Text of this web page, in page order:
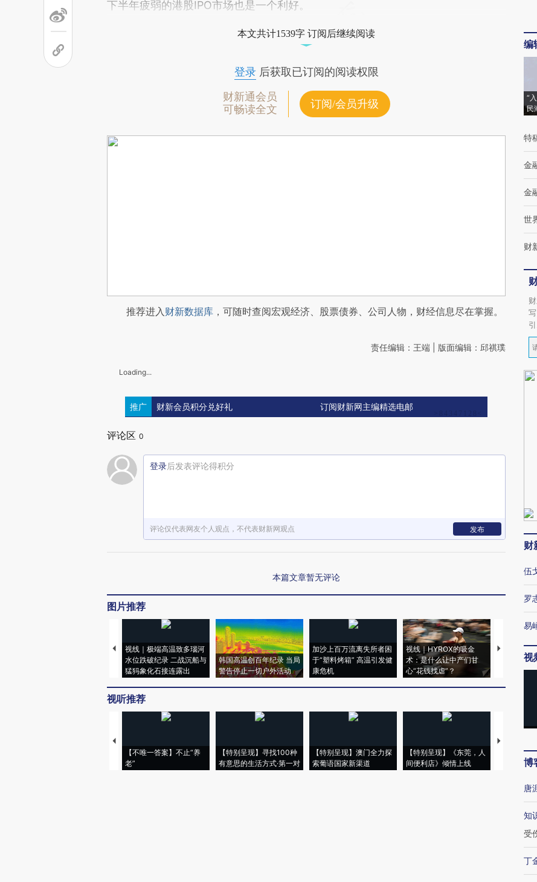
下半年疲弱的港股IPO市场也是一个利好。
本文共计1539字 订阅后继续阅读
登录后获取已订阅的阅读权限
财新通会员
可畅读全文
订阅/会员升级
推荐进入财新数据库 ，可随时查阅宏观经济、股票债券、公司人物，财经信息尽在掌握。
责任编辑：王端 | 版面编辑：邱祺璞
Loading...
推广 财新会员积分兑好礼 订阅财新网主编精选电邮
评论区 0
登录后发表评论得积分
评论仅代表网友个人观点，不代表财新网观点 发布
本篇文章暂无评论
图片推荐
视线｜极端高温致多瑙河
水位跌破纪录 二战沉船与
猛犸象化石接连露出
韩国高温创百年纪录 当局
警告停止一切户外活动
加沙上百万流离失所者困
于“塑料烤箱” 高温引发健
康危机
视线｜HYROX的吸金
术：是什么让中产们甘
心“花钱找虐”？
马航飞行
粒摇头丸
视听推荐
【不唯一答案】不止“养
老”
【特别呈现】寻找100种
有意思的生活方式·第一对
【特别呈现】澳门全力探
索葡语国家新渠道
【特别呈现】《东莞，人
间便利店》倾情上线
【推广】走
会，让数
编
“
民
特
金
金
世
财
引
财
伍
罗
易
视
博
唐
知
受
丁